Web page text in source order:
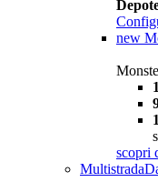
new
scopri
Multistrada